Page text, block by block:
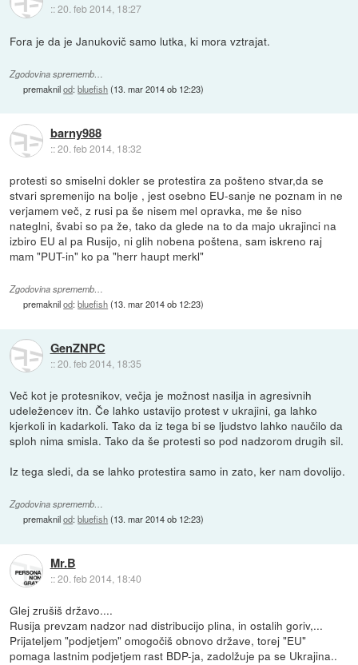
::20. feb 2014, 18:27
Fora je da je Janukovič samo lutka, ki mora vztrajat.
Zgodovina sprememb…
premaknilod:bluefish(13. mar 2014 ob 12:23)
barny988
::20. feb 2014, 18:32
protesti so smiselni dokler se protestira za pošteno stvar,da se
stvari spremenijo na bolje , jest osebno EU-sanje ne poznam in ne
verjamem več, z rusi pa še nisem mel opravka, me še niso
nateglni, švabi so pa že, tako da glede na to da majo ukrajinci na
izbiro EU al pa Rusijo, ni glih nobena poštena, sam iskreno raj
mam "PUT-in" ko pa "herr haupt merkl"
Zgodovina sprememb…
premaknilod:bluefish(13. mar 2014 ob 12:23)
GenZNPC
::20. feb 2014, 18:35
Več kot je protesnikov, večja je možnost nasilja in agresivnih
udeležencev itn. Če lahko ustavijo protest v ukrajini, ga lahko
kjerkoli in kadarkoli. Tako da iz tega bi se ljudstvo lahko naučilo da
sploh nima smisla. Tako da še protesti so pod nadzorom drugih sil.
Iz tega sledi, da se lahko protestira samo in zato, ker nam dovolijo.
Zgodovina sprememb…
premaknilod:bluefish(13. mar 2014 ob 12:23)
Mr.B
::20. feb 2014, 18:40
Glej zrušiš državo....
Rusija prevzam nadzor nad distribucijo plina, in ostalih goriv,...
Prijateljem "podjetjem" omogočiš obnovo države, torej "EU"
pomaga lastnim podjetjem rast BDP-ja, zadolžuje pa se Ukrajina..